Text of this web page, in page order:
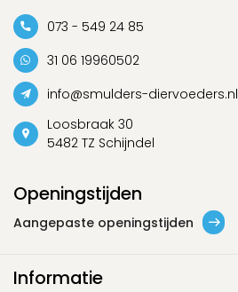
073 - 549 24 85
31 06 19960502
info@smulders-diervoeders.nl
Loosbraak 30
5482 TZ Schijndel
Openingstijden
Aangepaste openingstijden
Informatie